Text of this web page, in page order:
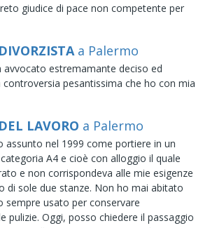
giudice di pace non competente per
a Palermo
avvocato estremamante deciso ed
controversia pesantissima che ho con mia
LAVORO a Palermo
assunto nel 1999 come portiere in un
A4 e cioè con alloggio il quale
e non corrispondeva alle mie esigenze
di sole due stanze. Non ho mai abitato
sempre usato per conservare
pulizie. Oggi, posso chiedere il passaggio